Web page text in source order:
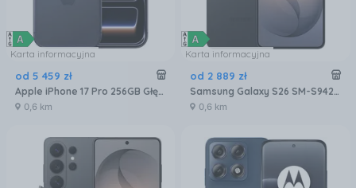
Karta informacyjna
od 5 459 zł
Apple iPhone 17 Pro 256GB Głębinowy błękit
0,6 km
Karta informacyjna
od 2 889 zł
Samsung Galaxy S26 SM-S942 12/256GB Czarny
0,6 km